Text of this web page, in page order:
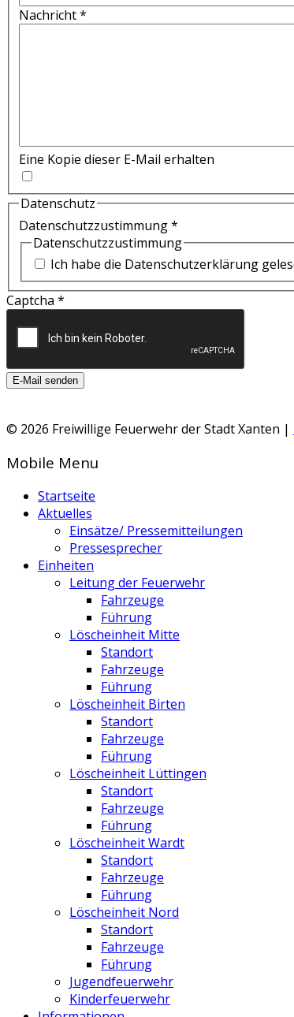
Nachricht*
Eine Kopie dieser E-Mail erhalten
Datenschutz
Datenschutzzustimmung*
Datenschutzzustimmung
Ich habe die Datenschutzerklärung
Captcha *
E-Mail senden
© 2026 Freiwillige Feuerwehr der Stadt Xanten |
Mobile Menu
Startseite
Aktuelles
Einsätze/ Pressemitteilungen
Pressesprecher
Einheiten
Leitung der Feuerwehr
Fahrzeuge
Führung
Löscheinheit Mitte
Standort
Fahrzeuge
Führung
Löscheinheit Birten
Standort
Fahrzeuge
Führung
Löscheinheit Lüttingen
Standort
Fahrzeuge
Führung
Löscheinheit Wardt
Standort
Fahrzeuge
Führung
Löscheinheit Nord
Standort
Fahrzeuge
Führung
Jugendfeuerwehr
Kinderfeuerwehr